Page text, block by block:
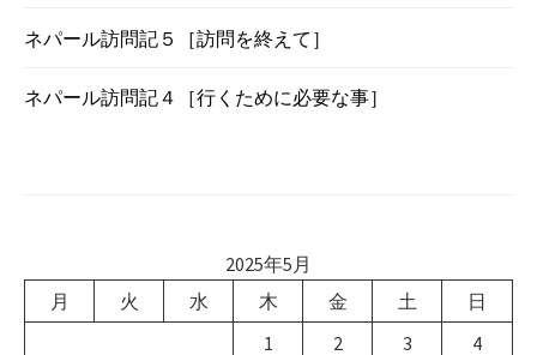
ネパール訪問記５［訪問を終えて］
ネパール訪問記４［行くために必要な事］
2025年5月
月
火 水 木 金 土
日
1
2 3
4